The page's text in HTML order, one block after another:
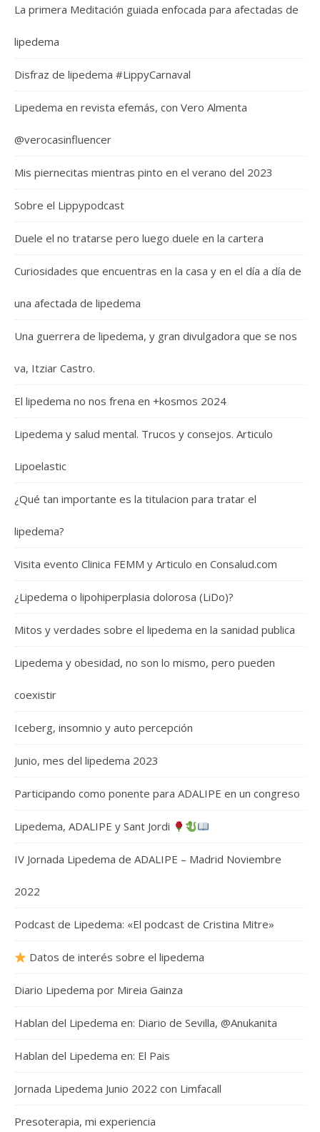
La primera Meditación guiada enfocada para afectadas de
lipedema
Disfraz de lipedema #LippyCarnaval
Lipedema en revista efemás, con Vero Almenta
@verocasinfluencer
Mis piernecitas mientras pinto en el verano del 2023
Sobre el Lippypodcast
Duele el no tratarse pero luego duele en la cartera
Curiosidades que encuentras en la casa y en el día a día de
una afectada de lipedema
Una guerrera de lipedema, y gran divulgadora que se nos
va, Itziar Castro.
El lipedema no nos frena en +kosmos 2024
Lipedema y salud mental. Trucos y consejos. Articulo
Lipoelastic
¿Qué tan importante es la titulacion para tratar el
lipedema?
Visita evento Clinica FEMM y Articulo en Consalud.com
¿Lipedema o lipohiperplasia dolorosa (LiDo)?
Mitos y verdades sobre el lipedema en la sanidad publica
Lipedema y obesidad, no son lo mismo, pero pueden
coexistir
Iceberg, insomnio y auto percepción
Junio, mes del lipedema 2023
Participando como ponente para ADALIPE en un congreso
Lipedema, ADALIPE y Sant Jordi
IV Jornada Lipedema de ADALIPE – Madrid Noviembre
2022
Podcast de Lipedema: «El podcast de Cristina Mitre»
Datos de interés sobre el lipedema
Diario Lipedema por Mireia Gainza
Hablan del Lipedema en: Diario de Sevilla, @Anukanita
Hablan del Lipedema en: El Pais
Jornada Lipedema Junio 2022 con Limfacall
Presoterapia, mi experiencia